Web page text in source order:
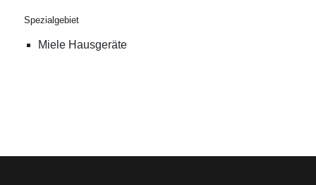
Spezialgebiet
Miele Hausgeräte